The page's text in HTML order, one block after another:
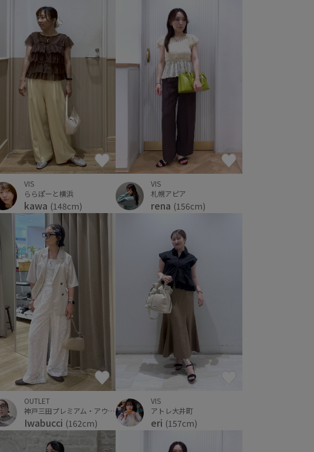
VIS
ららぽーと横浜
kawa (148cm)
VIS
札幌アピア
rena (156cm)
OUTLET
神戸三田プレミアム・アウトレット
Iwabucci (162cm)
VIS
アトレ大井町
eri (157cm)